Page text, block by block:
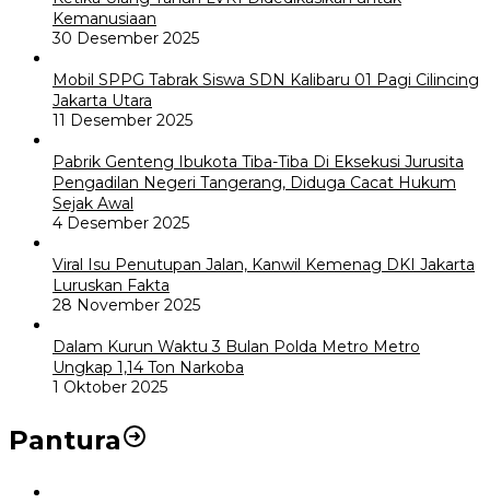
Kemanusiaan
30 Desember 2025
Mobil SPPG Tabrak Siswa SDN Kalibaru 01 Pagi Cilincing
Jakarta Utara
11 Desember 2025
Pabrik Genteng Ibukota Tiba-Tiba Di Eksekusi Jurusita
Pengadilan Negeri Tangerang, Diduga Cacat Hukum
Sejak Awal
4 Desember 2025
Viral Isu Penutupan Jalan, Kanwil Kemenag DKI Jakarta
Luruskan Fakta
28 November 2025
Dalam Kurun Waktu 3 Bulan Polda Metro Metro
Ungkap 1,14 Ton Narkoba
1 Oktober 2025
Pantura